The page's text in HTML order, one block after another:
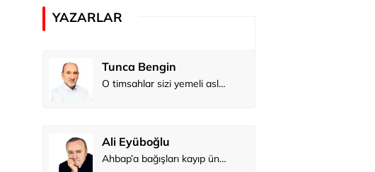
YAZARLAR
Tunca Bengin
O timsahlar sizi yemeli aslında!...
Ali Eyüboğlu
Ahbap’a bağışları kayıp ünlüler var